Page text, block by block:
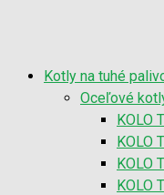
Kotly na tuhé
Oceľové
KOLO
KOLO
KOLO
KOLO